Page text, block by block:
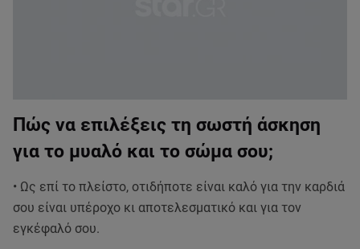
Πώς να επιλέξεις τη σωστή άσκηση
για το μυαλό και το σώμα σου;
• Ως επί το πλείστο, οτιδήποτε είναι καλό για την καρδιά
σου είναι υπέροχο κι αποτελεσματικό και για τον
εγκέφαλό σου.